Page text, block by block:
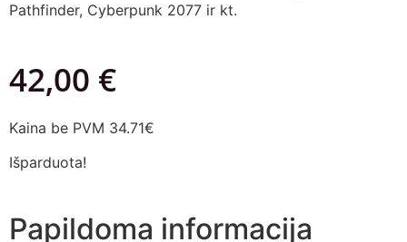
Pathfinder, Cyberpunk 2077 ir kt.
42,00 €
Kaina be PVM 34.71€
Išparduota!
Papildoma informacija